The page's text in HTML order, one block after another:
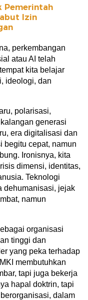
Pemerintah
Izin
perkembangan
atau AI telah
kita belajar
ideologi, dan
polarisasi,
generasi
era digitalisasi dan
begitu cepat, namun
Ironisnya, kita
dimensi, identitas,
Teknologi
dehumanisasi, jejak
namun
organisasi
tinggi dan
yang peka terhadap
membutuhkan
tapi juga bekerja
hapal doktrin, tapi
dalam